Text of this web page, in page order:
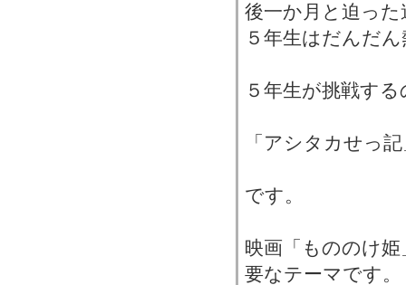
後一か月と迫っ
５年生はだんだ
５年生が挑戦す
「アシタカせっ
です。
映画「もののけ
要なテーマです。